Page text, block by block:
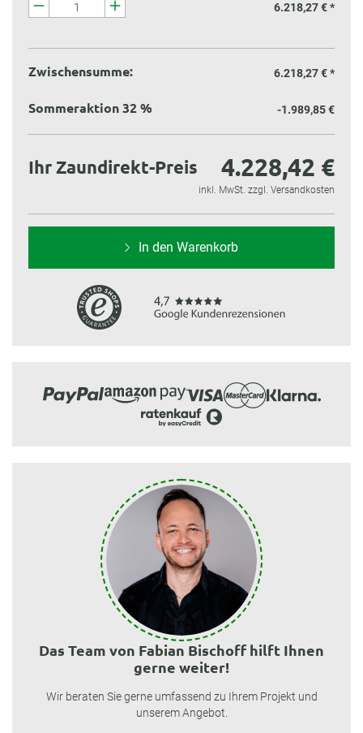
6.218,27 € *
Zwischensumme: 6.218,27 €*
Sommeraktion 32 % -1.989,85 €
Ihr Zaundirekt-Preis 4.228,42 €
inkl. MwSt. zzgl. Versandkosten
In den Warenkorb
Das Team von Fabian Bischoff hilft Ihnen
gerne weiter!
Wir beraten Sie gerne umfassend zu Ihrem Projekt und
unserem Angebot.